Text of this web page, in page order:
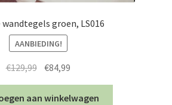
groen, LS016
AANBIEDING!
€129,99 Oorspronkelijke
prijs
was:
€84,99
prijs
is:
aan winkelwagen